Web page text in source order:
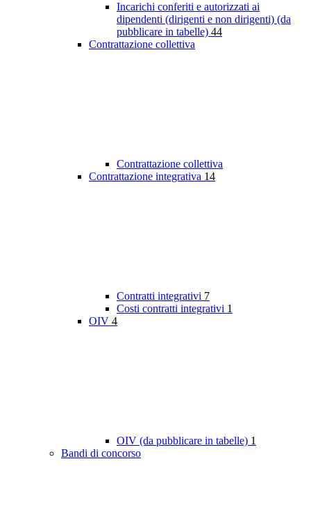
Incarichi conferiti e autorizzati ai
dipendenti (dirigenti e non dirigenti) (da
pubblicare in tabelle) 44
Contrattazione collettiva
Contrattazione collettiva
Contrattazione integrativa 14
Contratti integrativi 7
Costi contratti integrativi 1
OIV 4
OIV (da pubblicare in tabelle) 1
Bandi di concorso